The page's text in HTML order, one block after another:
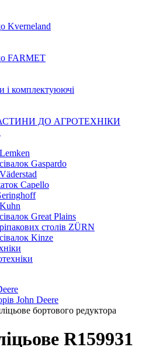
Kverneland
FARMET
і комплектуюючі
ДО АГРОТЕХНІКИ
Gaspardo
Capello
Great Plains
столів ZÜRN
Kinze
John Deere
бортового редуктора
R159931